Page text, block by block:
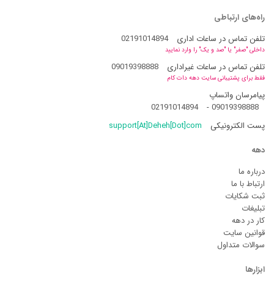
راه‌های ارتباطی
تلفن تماس در ساعات اداری
02191014894
داخلی "صفر" یا "صد و یک" را وارد نمایید
تلفن تماس در ساعات غیراداری 09019398888
فقط برای پشتیبانی سایت دهه دات کام
پیامرسان واتساپ
09019398888
-
02191014894
پست الکترونیکی
support[At]Deheh[Dot]com
دهه
درباره ما
ارتباط با ما
ثبت شکایات
تبلیغات
کار در دهه
قوانین سایت
سوالات متداول
ابزارها